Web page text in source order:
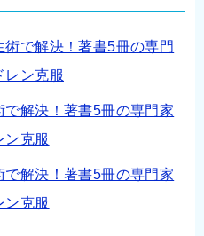
術で解決！著書5冊の専門
レン克服
で解決！著書5冊の専門家
ン克服
で解決！著書5冊の専門家
ン克服